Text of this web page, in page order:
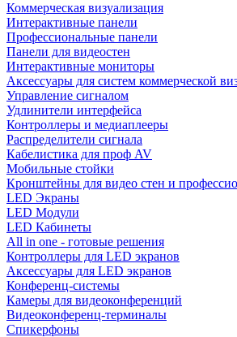
Коммерческая визуализация
Интерактивные панели
Профессиональные панели
Панели для видеостен
Интерактивные мониторы
Аксессуары для систем коммерческой
Управление сигналом
Удлинители интерфейса
Контроллеры и медиаплееры
Распределители сигнала
Кабелистика для проф AV
Мобильные стойки
Кронштейны для видео стен и
LED Экраны
LED Модули
LED Кабинеты
All in one - готовые решения
Контроллеры для LED экранов
Аксессуары для LED экранов
Конференц-системы
Камеры для видеоконференций
Видеоконференц-терминалы
Спикерфоны